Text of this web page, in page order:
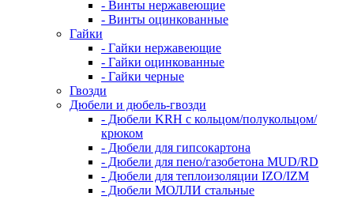
- Винты нержавеющие
- Винты оцинкованные
Гайки
- Гайки нержавеющие
- Гайки оцинкованные
- Гайки черные
Гвозди
Дюбели и дюбель-гвозди
- Дюбели KRH с кольцом/полукольцом/
крюком
- Дюбели для гипсокартона
- Дюбели для пено/газобетона MUD/RD
- Дюбели для теплоизоляции IZO/IZM
- Дюбели МОЛЛИ стальные